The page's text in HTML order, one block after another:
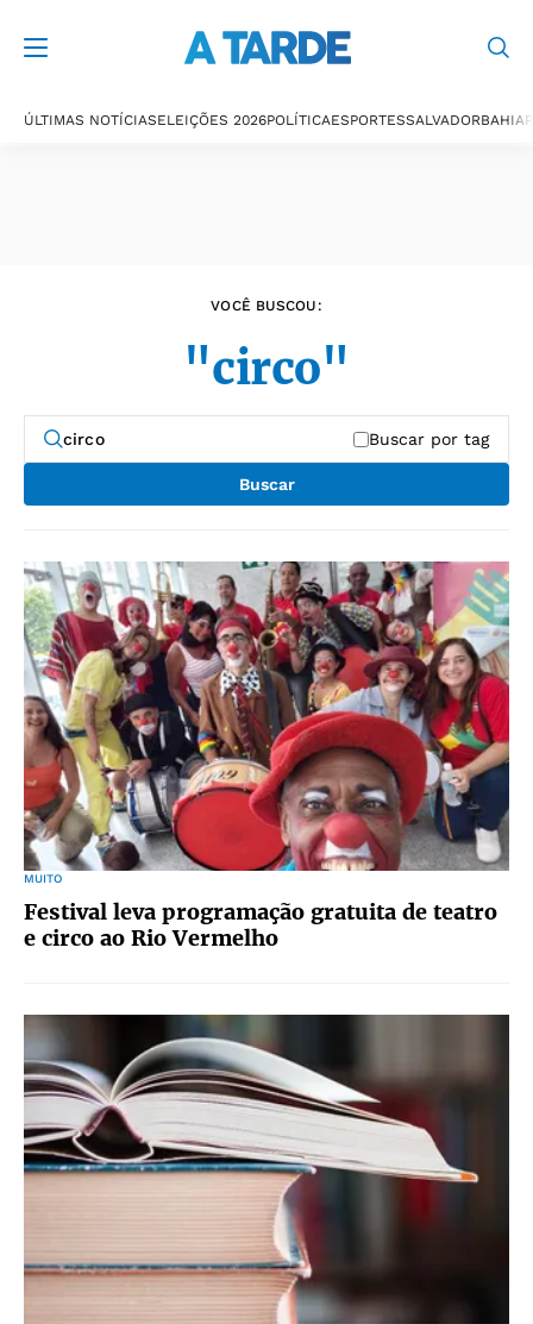
ÚLTIMAS NOTÍCIASELEIÇÕES 2026POLÍTICAESPORTESSALVADORBAHIA
VOCÊ BUSCOU:
"circo"
Buscar por tag
Buscar
MUITO
Festival leva programação gratuita de teatro
e circo ao Rio Vermelho